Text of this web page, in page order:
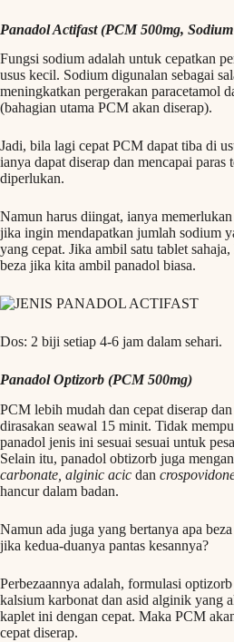
Panadol Actifast (PCM 500mg,
Fungsi sodium adalah untuk cepatkan
usus kecil. Sodium digunalan sebagai
meningkatkan pergerakan paracetamol
(bahagian utama PCM akan diserap).
Jadi, bila lagi cepat PCM dapat tiba di
ianya dapat diserap dan mencapai paras
diperlukan.
Namun harus diingat, ianya
jika ingin mendapatkan jumlah sodium
yang cepat. Jika ambil satu tablet
beza jika kita ambil panadol biasa.
Dos: 2 biji setiap 4-6 jam dalam sehari.
Panadol Optizorb (PCM 500mg)
PCM lebih mudah dan cepat diserap
dirasakan seawal 15 minit. Tidak
panadol jenis ini sesuai sesuai untuk
Selain itu, panadol obtizorb juga
carbonate, alginic acic dan
hancur dalam badan.
Namun ada juga yang bertanya apa
jika kedua-duanya pantas kesannya?
Perbezaannya adalah, formulasi
kalsium karbonat dan asid alginik yang
kaplet ini dengan cepat. Maka PCM
cepat diserap.